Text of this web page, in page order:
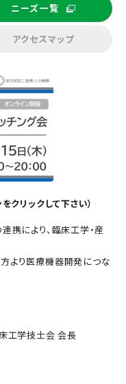
ニーズ一覧
アクセスマップ
クリックして下さい）
携により、臨床工学・産
より医療機器開発につな
学技士会 会長